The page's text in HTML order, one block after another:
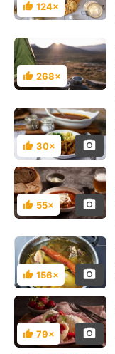
Hodnocení
124×
Hodnocení
268×
Hodnocení
30×
Hodnocení
55×
Hodnocení
156×
Hodnocení
79×